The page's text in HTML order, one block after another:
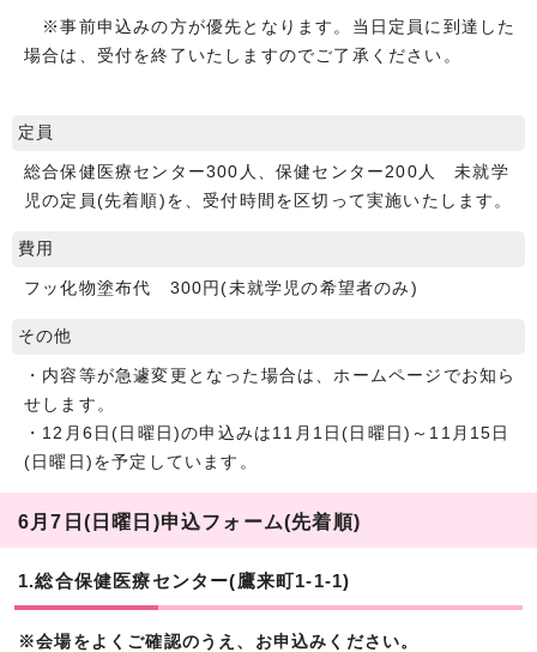
※事前申込みの方が優先となります。当日定員に到達した
場合は、受付を終了いたしますのでご了承ください。
定員
総合保健医療センター300人、保健センター200人 未就学
児の定員(先着順)を、受付時間を区切って実施いたします。
費用
フッ化物塗布代 300円(未就学児の希望者のみ)
その他
・内容等が急遽変更となった場合は、ホームページでお知ら
せします。
・12月6日(日曜日)の申込みは11月1日(日曜日)～11月15日
(日曜日)を予定しています。
6月7日(日曜日)申込フォーム(先着順)
1.総合保健医療センター(鷹来町1-1-1)
※会場をよくご確認のうえ、お申込みください。